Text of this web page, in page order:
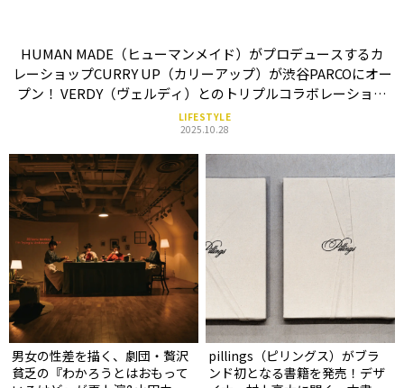
HUMAN MADE（ヒューマンメイド）がプロデュースするカ
レーショップCURRY UP（カリーアップ）が渋谷PARCOにオー
プン！ VERDY（ヴェルディ）とのトリプルコラボレーション
アイテムも発売。
LIFESTYLE
2025.10.28
男女の性差を描く、劇団・贅沢
貧乏の『わかろうとはおもって
pillings（ピリングス）がブラ
ンド初となる書籍を発売！デザ